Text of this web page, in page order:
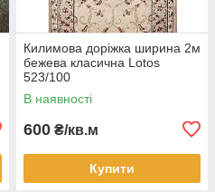
Килимова доріжка ширина 2м
бежева класична Lotos
523/100
В наявності
600 ₴/кв.м
Купити